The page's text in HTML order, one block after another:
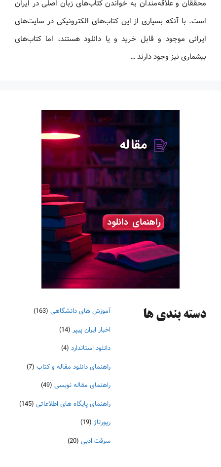
محققان و علاقه‌مندان به خواندن کتاب‌های زبان اصلی در ایران
است. با آنکه بسیاری از این کتاب‌های الکترونیکی در سایت‌های
ایرانی موجود و قابل خرید و یا دانلود هستند، اما کتاب‌های
بیشماری نیز وجود دارند …
دسته‌ بندی ها آموزش های دانشگاهی (163)
اخبار ایران پیپر (14)
دانلود استاندارد (4)
راهنمای دانلود مقاله و کتاب (7)
راهنمای مقاله نویسی (49)
راهنمای پایگاه های اطلاعاتی (145)
رپورتاژ (19)
سرقت ادبی (20)